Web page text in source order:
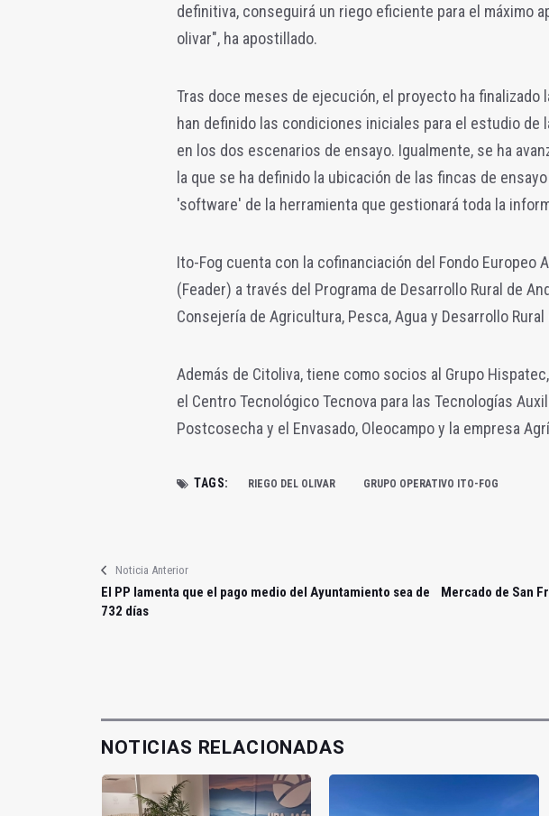
definitiva, conseguirá un riego eficiente para el máximo
olivar", ha apostillado.
Tras doce meses de ejecución, el proyecto ha finalizado
han definido las condiciones iniciales para el estudio de
en los dos escenarios de ensayo. Igualmente, se ha
la que se ha definido la ubicación de las fincas de
'software' de la herramienta que gestionará toda la
Ito-Fog cuenta con la cofinanciación del Fondo Europeo
(Feader) a través del Programa de Desarrollo Rural de
Consejería de Agricultura, Pesca, Agua y Desarrollo
Además de Citoliva, tiene como socios al Grupo
el Centro Tecnológico Tecnova para las Tecnologías
Postcosecha y el Envasado, Oleocampo y la empresa
TAGS: RIEGO DEL OLIVAR GRUPO OPERATIVO ITO-FOG
Noticia Anterior
El PP lamenta que el pago medio del Ayuntamiento sea de
732 días
Mercado de San
NOTICIAS RELACIONADAS